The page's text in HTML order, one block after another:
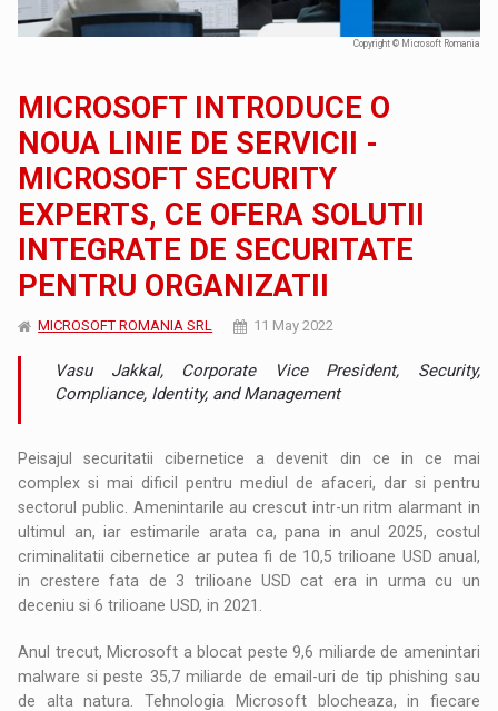
Copyright © Microsoft Romania
MICROSOFT INTRODUCE O
NOUA LINIE DE SERVICII -
MICROSOFT SECURITY
EXPERTS, CE OFERA SOLUTII
INTEGRATE DE SECURITATE
PENTRU ORGANIZATII
MICROSOFT ROMANIA SRL 11 May 2022
Vasu Jakkal, Corporate Vice President, Security,
Compliance, Identity, and Management
Peisajul securitatii cibernetice a devenit din ce in ce mai
complex si mai dificil pentru mediul de afaceri, dar si pentru
sectorul public. Amenintarile au crescut intr-un ritm alarmant in
ultimul an, iar estimarile arata ca, pana in anul 2025, costul
criminalitatii cibernetice ar putea fi de 10,5 trilioane USD anual,
in crestere fata de 3 trilioane USD cat era in urma cu un
deceniu si 6 trilioane USD, in 2021.
Anul trecut, Microsoft a blocat peste 9,6 miliarde de amenintari
malware si peste 35,7 miliarde de email-uri de tip phishing sau
de alta natura. Tehnologia Microsoft blocheaza, in fiecare